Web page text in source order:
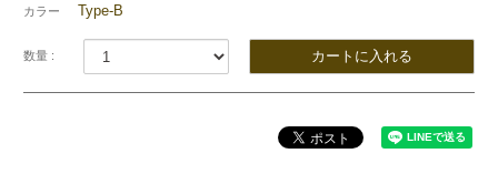
カラー Type-B
数量 :